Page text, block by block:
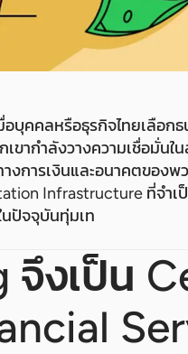
บุคคลหรือธุรกิจไทยเลือก
ขากำลังวางความเชื่อมั่นใ
การเงินและอนาคตของพ
Infrastructure ที่จำเ
ปัจจุบันทุ่มเท
จึงเป็น